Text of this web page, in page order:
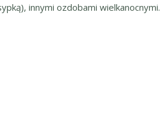
innymi ozdobami wielkanocnymi.